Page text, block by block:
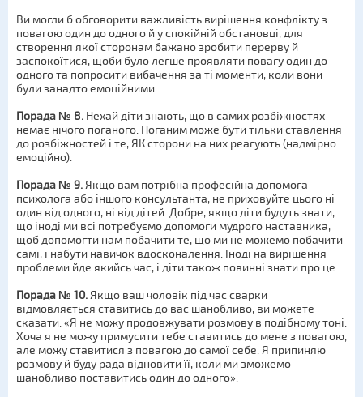
Ви могли б обговорити важливість вирішення конфлікту з
повагою один до одного й у спокійній обстановці, для
створення якої сторонам бажано зробити перерву й
заспокоїтися, щоби було легше проявляти повагу один до
одного та попросити вибачення за ті моменти, коли вони
були занадто емоційними.
Порада № 8. Нехай діти знають, що в самих розбіжностях
немає нічого поганого. Поганим може бути тільки ставлення
до розбіжностей і те, ЯК сторони на них реагують (надмірно
емоційно).
Порада № 9.Якщо вам потрібна професійна допомога
психолога або іншого консультанта, не приховуйте цього ні
один від одного, ні від дітей. Добре, якщо діти будуть знати,
що іноді ми всі потребуємо допомоги мудрого наставника,
щоб допомогти нам побачити те, що ми не можемо побачити
самі, і набути навичок вдосконалення. Іноді на вирішення
проблеми йде якийсь час, і діти також повинні знати про це.
Порада № 10.Якщо ваш чоловік під час сварки
відмовляється ставитись до вас шанобливо, ви можете
сказати: «Я не можу продовжувати розмову в подібному тоні.
Хоча я не можу примусити тебе ставитись до мене з повагою,
але можу ставитися з повагою до самої себе. Я припиняю
розмову й буду рада відновити її, коли ми зможемо
шанобливо поставитись один до одного».